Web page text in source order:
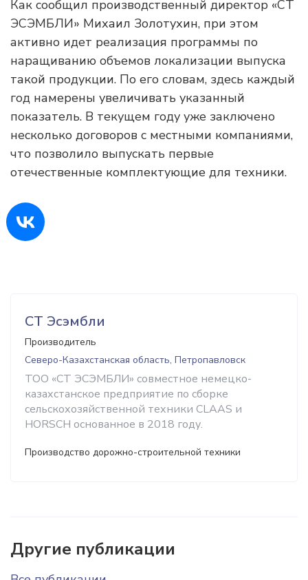
Как сообщил производственный директор «СТ
ЭСЭМБЛИ» Михаил Золотухин, при этом
активно идет реализация программы по
наращиванию объемов локализации выпуска
такой продукции. По его словам, здесь каждый
год намерены увеличивать указанный
показатель. В текущем году уже заключено
несколько договоров с местными компаниями,
что позволило выпускать первые
отечественные комплектующие для техники.
СТ Эсэмбли
Производитель
Северо-Казахстанская область, Петропавловск
ТОО «СТ ЭСЭМБЛИ» совместное немецко-
казахстанское предприятие по сборке
сельскохозяйственной техники CLAAS и
HORSCH основанное в 2018 году.
Производство дорожно-строительной техники
Другие публикации